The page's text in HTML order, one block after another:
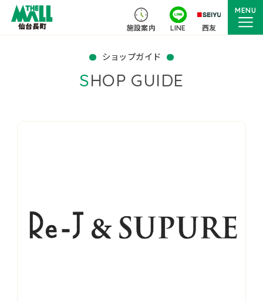
施設案内 LINE 西友
MENU
ショップガイド
SHOP GUIDE